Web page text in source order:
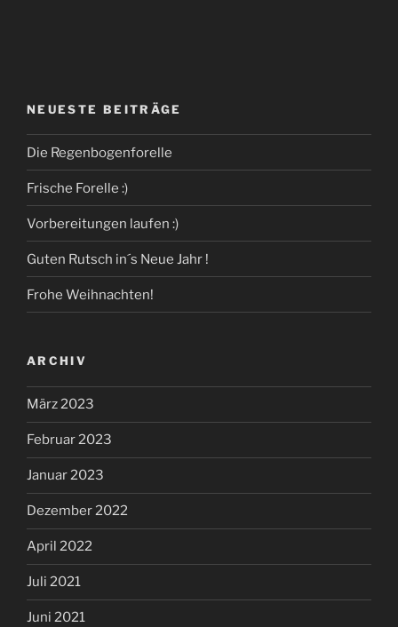
NEUESTE BEITRÄGE
Die Regenbogenforelle
Frische Forelle :)
Vorbereitungen laufen :)
Guten Rutsch in´s Neue Jahr !
Frohe Weihnachten!
ARCHIV
März 2023
Februar 2023
Januar 2023
Dezember 2022
April 2022
Juli 2021
Juni 2021